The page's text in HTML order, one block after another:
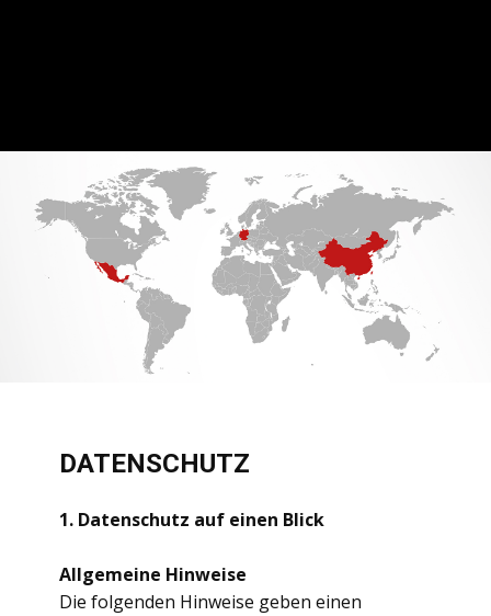
DATENSCHUTZ
1. Datenschutz auf einen Blick
Allgemeine Hinweise
Die folgenden Hinweise geben einen